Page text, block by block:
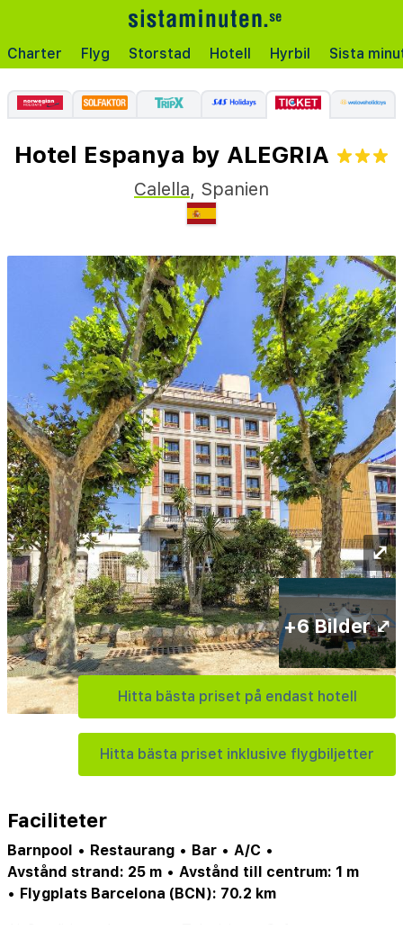
Charter Flyg Storstad Hotell Hyrbil Sista
Hotel Espanya by ALEGRIA
Calella, Spanien
⤢
Hitta bästa priset på endast hotell
Hitta bästa priset inklusive flygbiljetter
+6 Bilder ⤢
Faciliteter
Barnpool • Restaurang • Bar • A/C •
Avstånd strand: 25 m • Avstånd till centrum: 1 m
• Flygplats Barcelona (BCN): 70.2 km